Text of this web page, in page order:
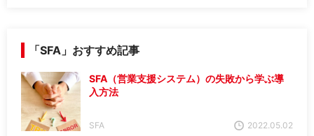
「SFA」おすすめ記事
SFA（営業支援システム）の失敗から学ぶ導
入方法
2022.05.02
SFA